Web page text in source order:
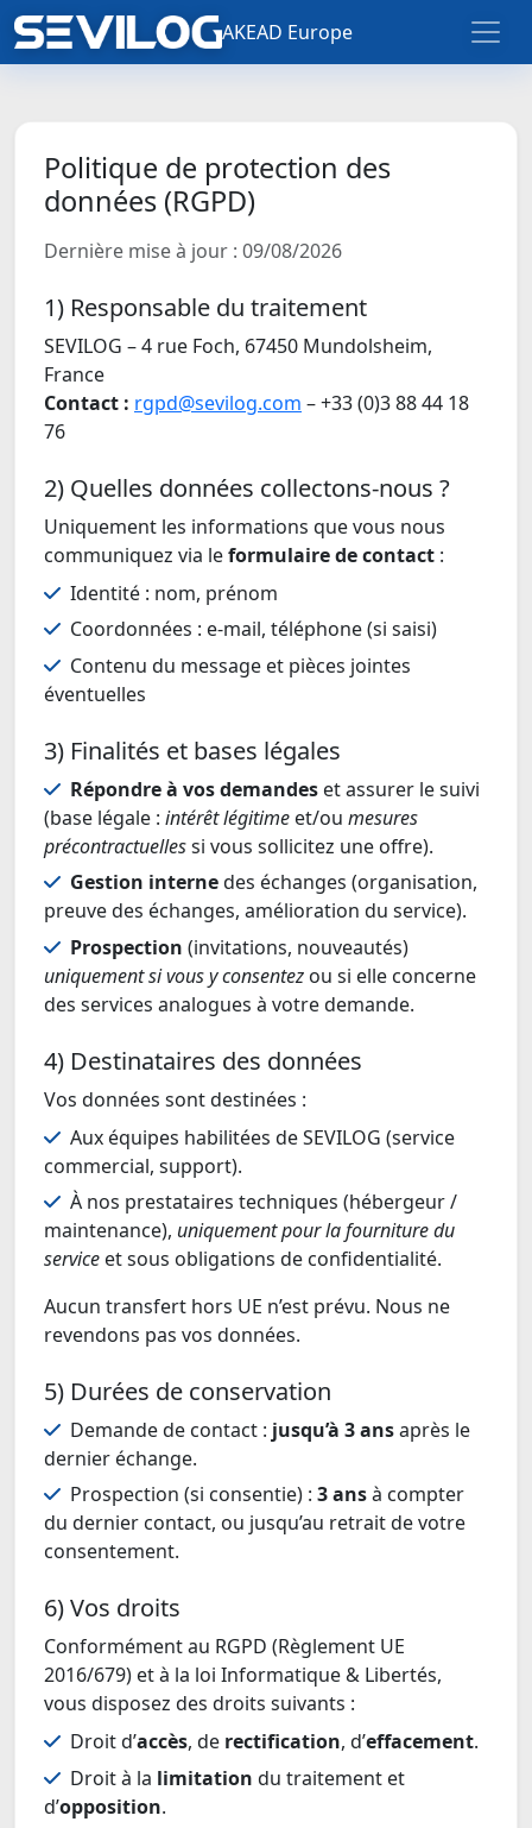
AKEAD Europe
Politique de protection des
données (RGPD)
Dernière mise à jour : 09/08/2026
1) Responsable du traitement
SEVILOG – 4 rue Foch, 67450 Mundolsheim,
France
Contact : rgpd@sevilog.com – +33 (0)3 88 44 18
76
2) Quelles données collectons-nous ?
Uniquement les informations que vous nous
communiquez via leformulaire de contact :
Identité : nom, prénom
Coordonnées : e-mail, téléphone (si saisi)
Contenu du message et pièces jointes
éventuelles
3) Finalités et bases légales
Répondre à vos demandes et assurer le suivi
(base légale : intérêt légitime et/ou mesures
précontractuellessi vous sollicitez une offre).
Gestion internedes échanges (organisation,
preuve des échanges, amélioration du service).
Prospection (invitations, nouveautés)
uniquement si vous y consentez ou si elle concerne
des services analogues à votre demande.
4) Destinataires des données
Vos données sont destinées :
Aux équipes habilitées de SEVILOG (service
commercial, support).
À nos prestataires techniques (hébergeur /
maintenance), uniquement pour la fourniture du
service et sous obligations de confidentialité.
Aucun transfert hors UE n’est prévu. Nous ne
revendons pas vos données.
5) Durées de conservation
Demande de contact : jusqu’à 3 ansaprès le
dernier échange.
Prospection (si consentie) : 3 ansà compter
du dernier contact, ou jusqu’au retrait de votre
consentement.
6) Vos droits
Conformément au RGPD (Règlement UE
2016/679) et à la loi Informatique & Libertés,
vous disposez des droits suivants :
Droit d’accès, de rectification, d’effacement.
Droit à la limitation du traitement et
d’opposition.